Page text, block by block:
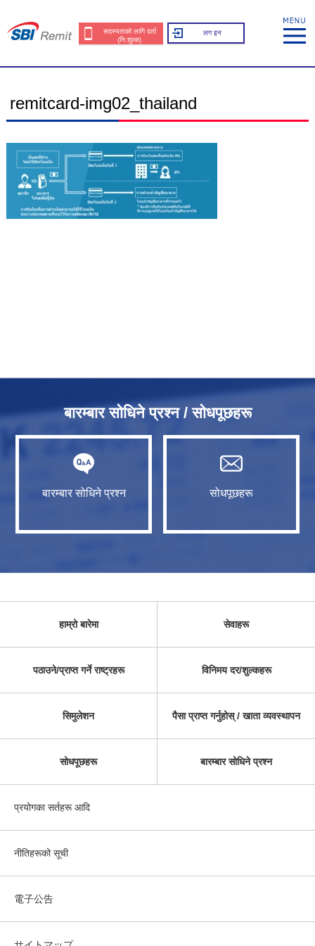
सदस्यताको लागि दर्ता
(नि:शुल्क)
लग इन
remitcard-img02_thailand
बारम्बार सोधिने प्रश्न / सोधपूछहरू
बारम्बार सोधिने प्रश्न सोधपूछहरू
हाम्रो बारेमा सेवाहरू
पठाउने/प्राप्त गर्ने राष्ट्रहरू विनिमय दर/शुल्कहरू
सिमुलेशन पैसा प्राप्त गर्नुहोस् / खाता व्यवस्थापन
सोधपूछहरू बारम्बार सोधिने प्रश्न
प्रयोगका सर्तहरू आदि
नीतिहरूको सूची
電子公告